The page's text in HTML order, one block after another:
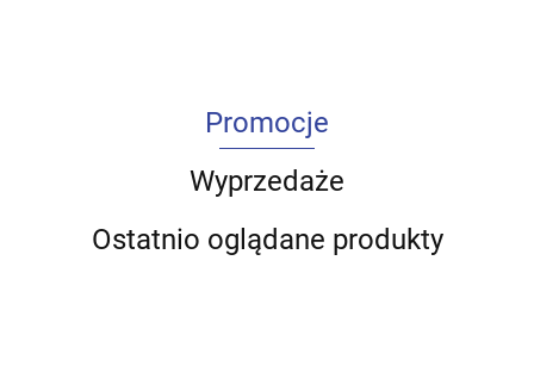
Promocje
Wyprzedaże
Ostatnio oglądane produkty